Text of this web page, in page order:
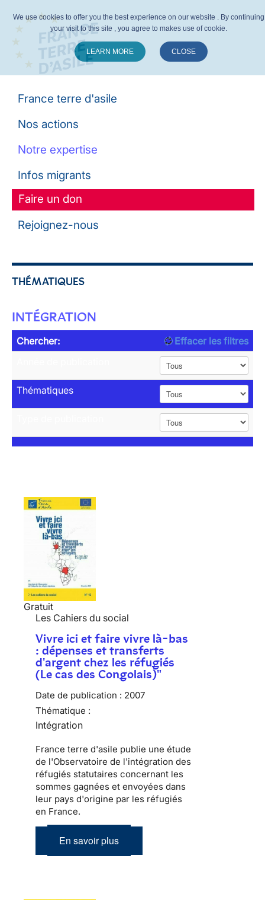
France terre d'asile
Nos actions
Notre expertise
Infos migrants
Faire un don
Rejoignez-nous
THÉMATIQUES
INTÉGRATION
Chercher:
Effacer les filtres
Thématiques
Gratuit
Les Cahiers du social
Vivre ici et faire vivre là-bas
: dépenses et transferts
d'argent chez les réfugiés
(Le cas des Congolais)"
Date de publication : 2007
Thématique :
Intégration
France terre d'asile publie une étude
de l'Observatoire de l'intégration des
réfugiés statutaires concernant les
sommes gagnées et envoyées dans
leur pays d'origine par les réfugiés
en France.
En savoir plus
We use cookies to offer you the best experience on our website . By continuing
your visit to this site , you agree to makes use of cookie.
LEARN MORE CLOSE